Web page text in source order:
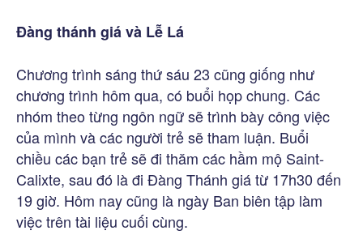
Đàng thánh giá và Lễ Lá
Chương trình sáng thứ sáu 23 cũng giống như
chương trình hôm qua, có buổi họp chung. Các
nhóm theo từng ngôn ngữ sẽ trình bày công việc
của mình và các người trẻ sẽ tham luận. Buổi
chiều các bạn trẻ sẽ đi thăm các hầm mộ Saint-
Calixte, sau đó là đi Đàng Thánh giá từ 17h30 đến
19 giờ. Hôm nay cũng là ngày Ban biên tập làm
việc trên tài liệu cuối cùng.